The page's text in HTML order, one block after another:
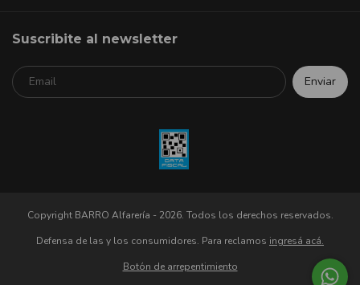
Suscribite al newsletter
Copyright BARRO Alfarería - 2026. Todos los derechos reservados.
Defensa de las y los consumidores. Para reclamos ingresá acá.
Botón de arrepentimiento